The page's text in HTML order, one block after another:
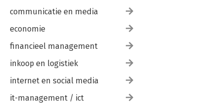
communicatie en media
economie
financieel management
inkoop en logistiek
internet en social media
it-management / ict